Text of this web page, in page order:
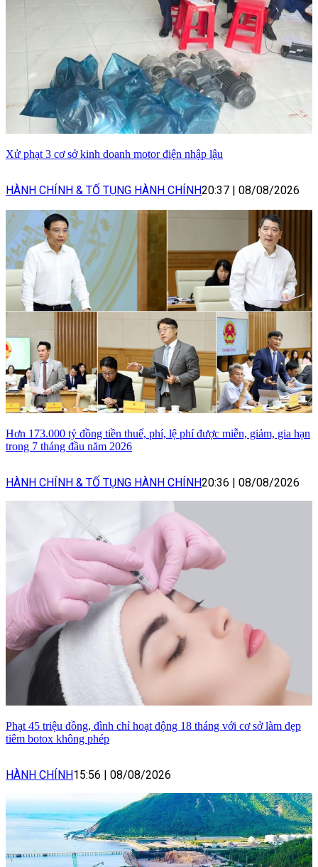
Xử phạt 3 cơ sở kinh doanh motor điện nhập lậu
HÀNH CHÍNH & TỐ TỤNG HÀNH CHÍNH20:37 | 08/08/2026
Hơn 173.000 tỷ đồng tiền thuế, phí, lệ phí được miễn, giảm, gia hạn
trong 7 tháng đầu năm 2026
HÀNH CHÍNH & TỐ TỤNG HÀNH CHÍNH20:36 | 08/08/2026
Phạt 45 triệu đồng, đình chỉ hoạt động 18 tháng với cơ sở làm đẹp
tiêm botox không phép
HÀNH CHÍNH15:56 | 08/08/2026